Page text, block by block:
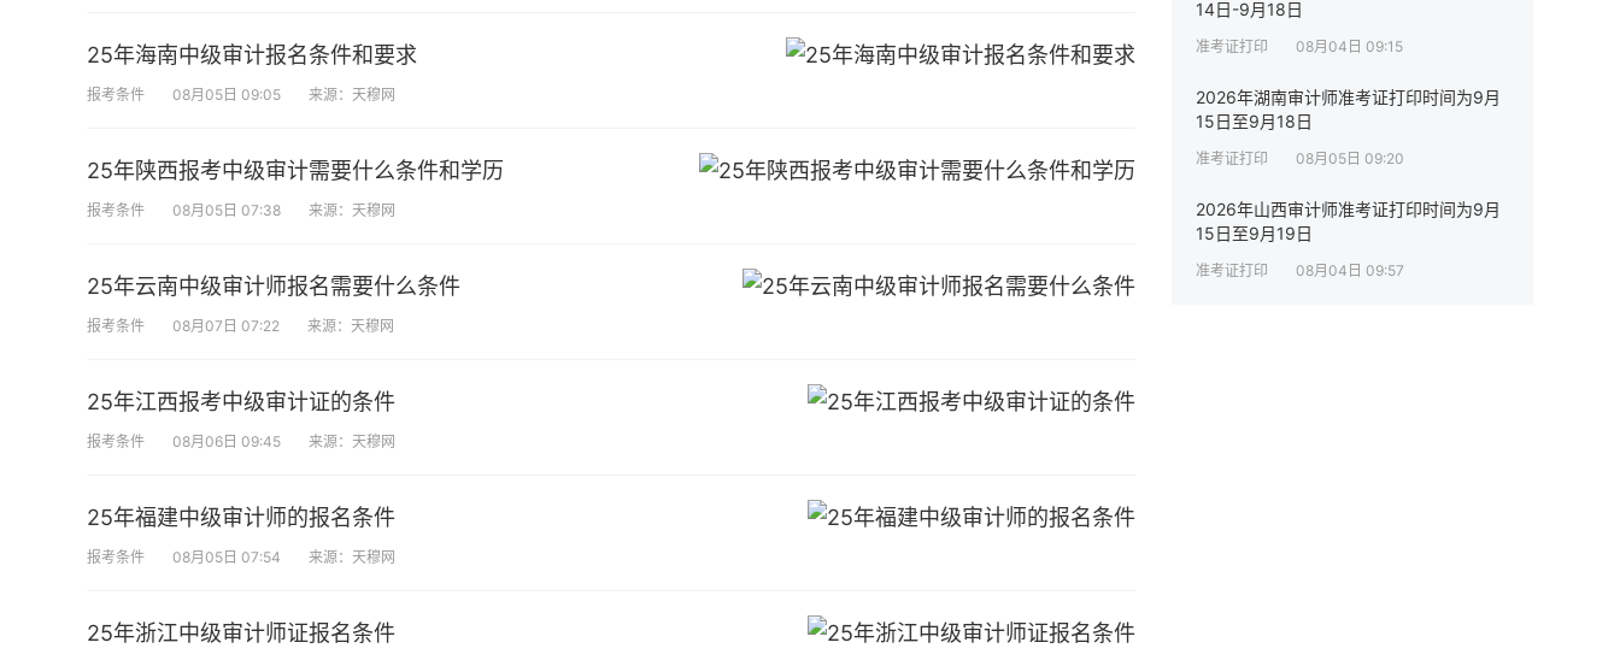
25年海南中级审计报名条件和要求
报考条件 08月05日 09:05 来源：天穆网
25年陕西报考中级审计需要什么条件和学历
报考条件 08月05日 07:38 来源：天穆网
25年云南中级审计师报名需要什么条件
报考条件 08月07日 07:22 来源：天穆网
25年江西报考中级审计证的条件
报考条件 08月06日 09:45 来源：天穆网
25年福建中级审计师的报名条件
报考条件 08月05日 07:54 来源：天穆网
25年浙江中级审计师证报名条件
14日-9月18日
准考证打印 08月04日 09:15
2026年湖南审计师准考证打印时间为9月
15日至9月18日
准考证打印 08月05日 09:20
2026年山西审计师准考证打印时间为9月
15日至9月19日
准考证打印 08月04日 09:57